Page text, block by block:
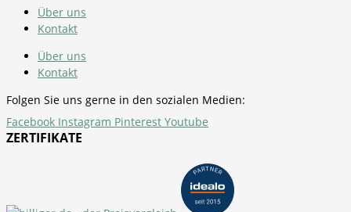
Über uns
Kontakt
Über uns
Kontakt
Folgen Sie uns gerne in den sozialen Medien:
Facebook Instagram Pinterest Youtube
ZERTIFIKATE